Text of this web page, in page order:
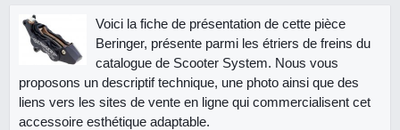
Voici la fiche de présentation de cette pièce
Beringer, présente parmi les étriers de freins du
catalogue de Scooter System. Nous vous
proposons un descriptif technique, une photo ainsi que des
liens vers les sites de vente en ligne qui commercialisent cet
accessoire esthétique adaptable.